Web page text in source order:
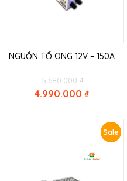
NGUỒN TỔ ONG 12V – 150A
5.680.000₫Original
price
was:
4.990.000 ₫
4.990.000 ₫.
Sale